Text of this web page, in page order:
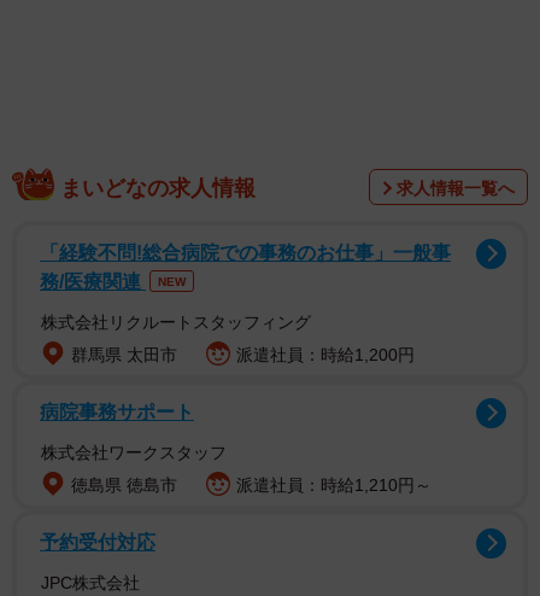
まいどなの求人情報 求人情報一覧へ
「経験不問!総合病院での事務のお仕事」一般事
務/医療関連
NEW
株式会社リクルートスタッフィング
群馬県 太田市
派遣社員：時給1,200円
病院事務サポート
株式会社ワークスタッフ
徳島県 徳島市
派遣社員：時給1,210円～
予約受付対応
JPC株式会社